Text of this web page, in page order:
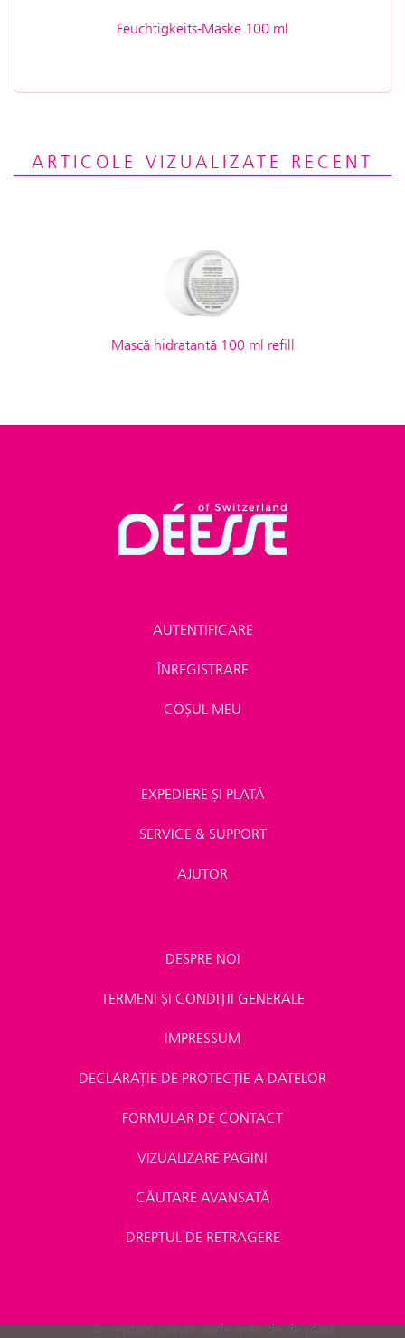
Feuchtigkeits-Maske 100 ml
ARTICOLE VIZUALIZATE RECENT
Mască hidratantă 100 ml refill
AUTENTIFICARE
ÎNREGISTRARE
COȘUL MEU
EXPEDIERE ȘI PLATĂ
SERVICE & SUPPORT
AJUTOR
DESPRE NOI
TERMENI ȘI CONDIȚII GENERALE
IMPRESSUM
DECLARAȚIE DE PROTECȚIE A DATELOR
FORMULAR DE CONTACT
VIZUALIZARE PAGINI
CĂUTARE AVANSATĂ
DREPTUL DE RETRAGERE
Acceptăm următoarele metode de plată